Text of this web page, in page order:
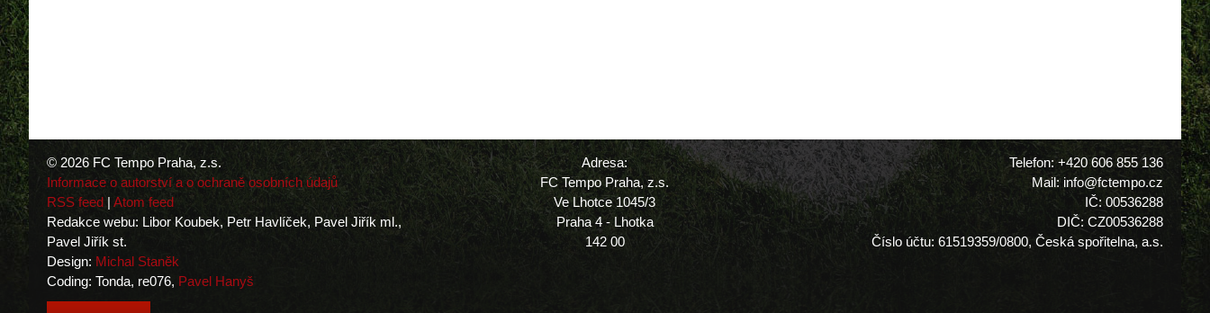
© 2026 FC Tempo Praha, z.s.
Informace o autorství a o ochraně osobních údajů
RSS feed | Atom feed
Redakce webu: Libor Koubek, Petr Havlíček, Pavel Jiřík ml.,
Pavel Jiřík st.
Design: Michal Staněk
Coding: Tonda, re076, Pavel Hanyš
Adresa:
FC Tempo Praha, z.s.
Ve Lhotce 1045/3
Praha 4 - Lhotka
142 00
Telefon: +420 606 855 136
Mail: info@fctempo.cz
IČ: 00536288
DIČ: CZ00536288
Číslo účtu: 61519359/0800, Česká spořitelna, a.s.